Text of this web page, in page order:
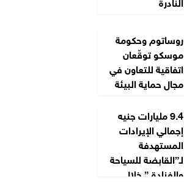
روساتوم وحكومة
موسكو توقّعان
اتفاقية للتعاون في
مجال حماية البيئة
9.4 مليارات جنيه
إجمالي الإيرادات
المستهدفة
لـ”القابضة للسياحة
والفنادق” خلال